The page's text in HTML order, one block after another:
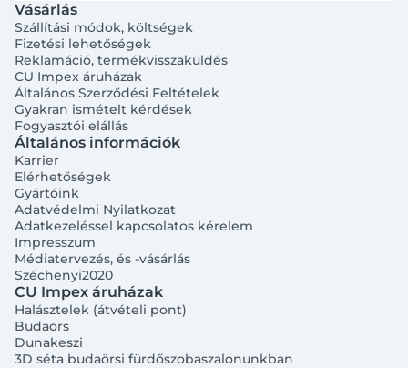
Vásárlás
Szállítási módok, költségek
Fizetési lehetőségek
Reklamáció, termékvisszaküldés
CU Impex áruházak
Általános Szerződési Feltételek
Gyakran ismételt kérdések
Fogyasztói elállás
Általános információk
Karrier
Elérhetőségek
Gyártóink
Adatvédelmi Nyilatkozat
Adatkezeléssel kapcsolatos kérelem
Impresszum
Médiatervezés, és -vásárlás
Széchenyi2020
CU Impex áruházak
Halásztelek (átvételi pont)
Budaörs
Dunakeszi
3D séta budaörsi fürdőszobaszalonunkban